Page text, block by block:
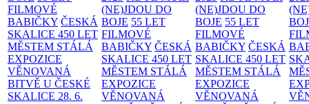
FILMOVÉ
BABIČKY ČESKÁ
SKALICE 450 LET
MĚSTEM STÁLÁ
EXPOZICE
VĚNOVANÁ
BITVĚ U ČESKÉ
SKALICE 28. 6.
(NE)JDOU DO
BOJE 55 LET
FILMOVÉ
BABIČKY ČESKÁ
SKALICE 450 LET
MĚSTEM STÁLÁ
EXPOZICE
VĚNOVANÁ
(NE)JDOU DO
BOJE 55 LET
FILMOVÉ
BABIČKY ČESKÁ
SKALICE 450 LET
MĚSTEM STÁLÁ
EXPOZICE
VĚNOVANÁ